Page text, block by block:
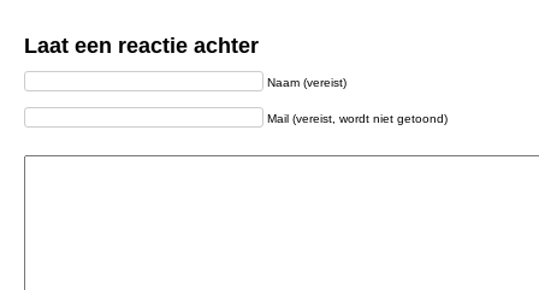
Laat een reactie achter
Naam (vereist)
Mail (vereist, wordt niet getoond)